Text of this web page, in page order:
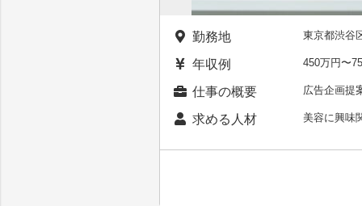
勤務地 東京都渋谷
年収例 450万円〜
仕事の概要 広告企画提
求める人材 美容に興味